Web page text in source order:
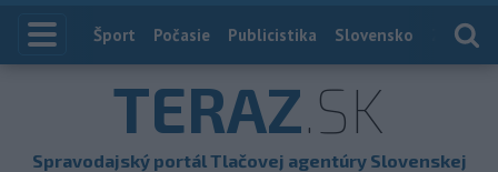
Index
Šport Počasie Publicistika Slovensko
TERAZ.SK
Spravodajský portál Tlačovej agentúry Slovenskej